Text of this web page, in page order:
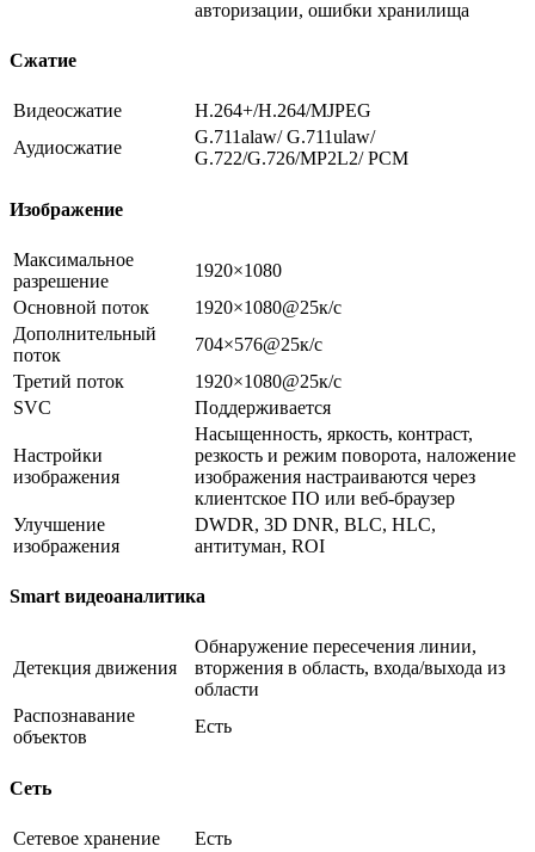
авторизации, ошибки хранилища
Сжатие
Видеосжатие
H.264+/H.264/MJPEG
Аудиосжатие
G.711alaw/ G.711ulaw/
G.722/G.726/MP2L2/ PCM
Изображение
Максимальное
разрешение
1920×1080
Основной поток
1920×1080@25к/с
Дополнительный
поток
704×576@25к/с
Третий поток
1920×1080@25к/с
SVC
Поддерживается
Настройки
изображения
Насыщенность, яркость, контраст,
резкость и режим поворота, наложение
изображения настраиваются через
клиентское ПО или веб-браузер
Улучшение
изображения
DWDR, 3D DNR, BLC, HLC,
антитуман, ROI
Smart видеоаналитика
Детекция движения
Обнаружение пересечения линии,
вторжения в область, входа/выхода из
области
Распознавание
объектов
Есть
Сеть
Сетевое хранение Есть